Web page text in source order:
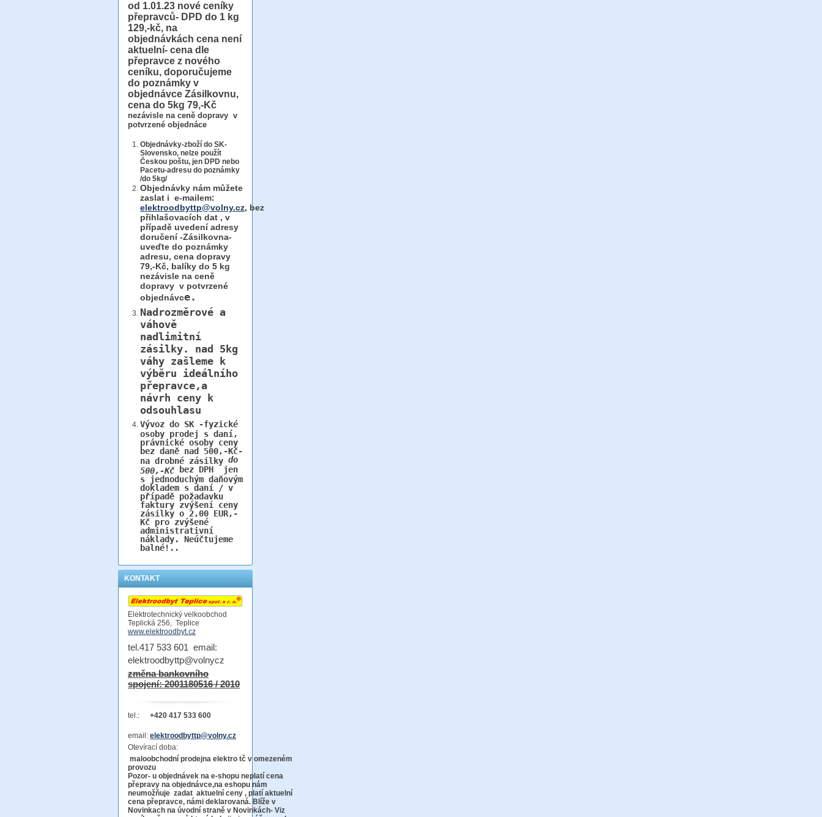
od 1.01.23 nové ceníky
přepravců- DPD do 1 kg
129,-kč, na
objednávkách cena není
aktuelní- cena dle
přepravce z nového
ceníku, doporučujeme
do poznámky v
objednávce Zásilkovnu,
cena do 5kg 79,-Kč
nezávisle na ceně dopravy v
potvrzené objednáce
Objednávky-zboží do SK-
Slovensko, nelze použít
Českou poštu, jen DPD nebo
Pacetu-adresu do poznámky
/do 5kg/
Objednávky nám můžete
zaslat i e-mailem:
elektroodbyttp@volny.cz, bez
přihlašovacích dat , v
případě uvedení adresy
doručení -Zásilkovna-
uveďte do poznámky
adresu, cena dopravy
79,-Kč, balíky do 5 kg
nezávisle na ceně
dopravy v potvrzené
objednávce.
Nadrozměrové a
váhově
nadlimitní
zásilky. nad 5kg
váhy zašleme k
výběru ideálního
přepravce,a
návrh ceny k
odsouhlasu
Vývoz do SK -fyzické
osoby prodej s daní,
právnické osoby ceny
bez daně nad 500,-Kč-
na drobné zásilky do
500,-Kčbez DPH jen
s jednoduchým daňovým
dokladem s daní / v
případě požadavku
faktury zvýšení ceny
zásilky o 2,00 EUR,-
Kč pro zvýšené
administrativní
náklady. Neúčtujeme
balné!..
KONTAKT
Elektrotechnický velkoobchod
Teplická 256, Teplice
www.elektroodbyt.cz
tel.417 533 601 email:
elektroodbyttp@volnycz
změna bankovního
spojení: 2001180516 / 2010
tel.: +420 417 533 600
email: elektroodbyttp@volny.cz
Otevírací doba:
maloobchodní prodejna elektro tč v omezeném
provozu
Pozor- u objednávek na e-shopu neplatí cena
přepravy na objednávce,na eshopu nám
neumožňuje zadat aktuelní ceny , platí aktuelní
cena přepravce, námi deklarovaná. Blíže v
Novinkach na úvodní straně v Novinkách- Viz